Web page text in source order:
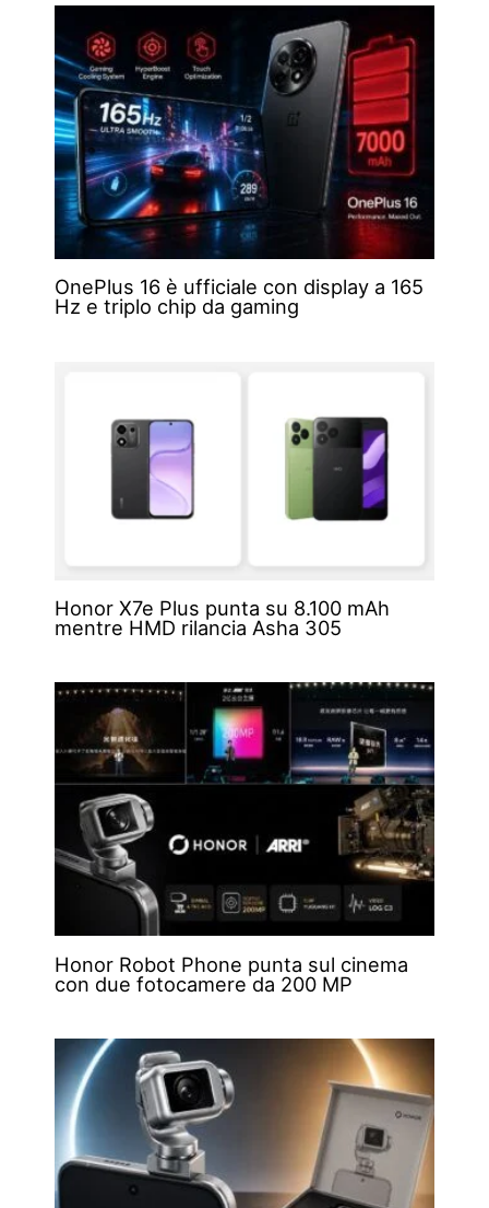
OnePlus 16 è ufficiale con display a 165
Hz e triplo chip da gaming
Honor X7e Plus punta su 8.100 mAh
mentre HMD rilancia Asha 305
Honor Robot Phone punta sul cinema
con due fotocamere da 200 MP